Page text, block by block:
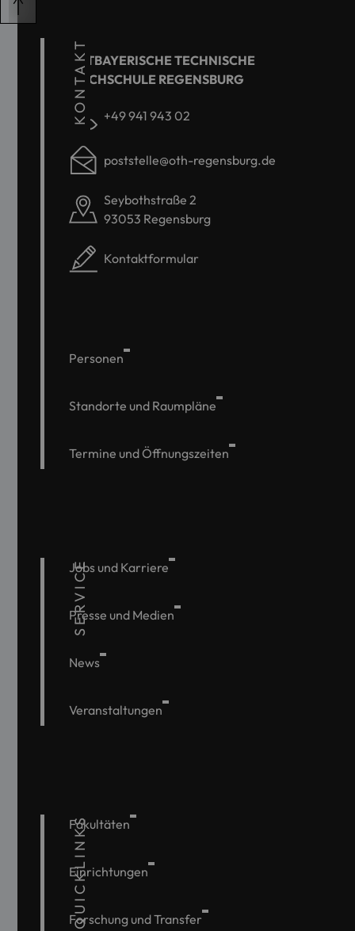
KONTAKT
OSTBAYERISCHE TECHNISCHE
HOCHSCHULE REGENSBURG
+49 941 943 02
poststelle@oth-regensburg.de
Seybothstraße 2
93053 Regensburg
Kontaktformular
Personen
Standorte und Raumpläne
Termine und Öffnungszeiten
SERVICE
Jobs und Karriere
Presse und Medien
News
Veranstaltungen
QUICKLINKS
Fakultäten
Einrichtungen
Forschung und Transfer